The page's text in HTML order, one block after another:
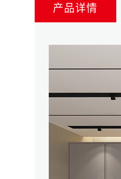
产品详情